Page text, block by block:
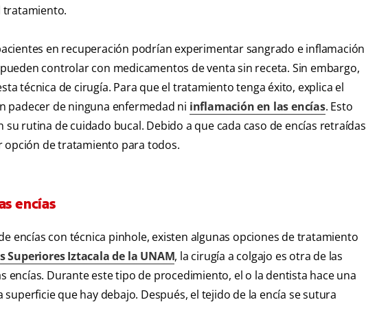
tratamiento.
en recuperación podrían experimentar sangrado e inflamación
controlar con medicamentos de venta sin receta. Sin embargo,
técnica de cirugía. Para que el tratamiento tenga éxito, explica el
padecer de ninguna enfermedad ni inflamación en las encías. Esto
rutina de cuidado bucal. Debido a que cada caso de encías retraídas
opción de tratamiento para todos.
encías
encías con técnica pinhole, existen algunas opciones de tratamiento
Superiores Iztacala de la UNAM, la cirugía a colgajo es otra de las
encías. Durante este tipo de procedimiento, el o la dentista hace una
que hay debajo. Después, el tejido de la encía se sutura